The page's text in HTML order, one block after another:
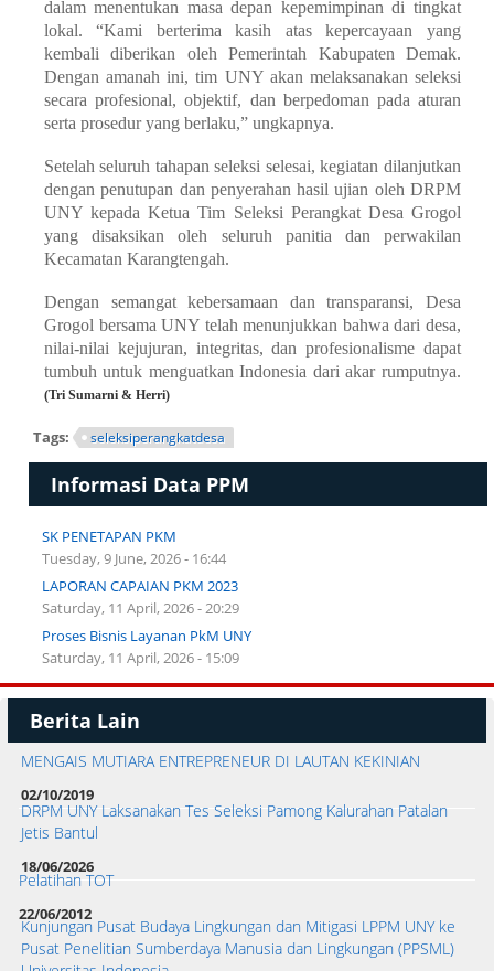
dalam menentukan masa depan kepemimpinan di tingkat
lokal. “Kami berterima kasih atas kepercayaan yang
kembali diberikan oleh Pemerintah Kabupaten Demak.
Dengan amanah ini, tim UNY akan melaksanakan seleksi
secara profesional, objektif, dan berpedoman pada aturan
serta prosedur yang berlaku,” ungkapnya.
Setelah seluruh tahapan seleksi selesai, kegiatan dilanjutkan
dengan penutupan dan penyerahan hasil ujian oleh DRPM
UNY kepada Ketua Tim Seleksi Perangkat Desa Grogol
yang disaksikan oleh seluruh panitia dan perwakilan
Kecamatan Karangtengah.
Dengan semangat kebersamaan dan transparansi, Desa
Grogol bersama UNY telah menunjukkan bahwa dari desa,
nilai-nilai kejujuran, integritas, dan profesionalisme dapat
tumbuh untuk menguatkan Indonesia dari akar rumputnya.
(Tri Sumarni & Herri)
Tags: seleksiperangkatdesa
Informasi Data PPM
SK PENETAPAN PKM
Tuesday, 9 June, 2026 - 16:44
LAPORAN CAPAIAN PKM 2023
Saturday, 11 April, 2026 - 20:29
Proses Bisnis Layanan PkM UNY
Saturday, 11 April, 2026 - 15:09
Berita Lain
MENGAIS MUTIARA ENTREPRENEUR DI LAUTAN KEKINIAN
02/10/2019
DRPM UNY Laksanakan Tes Seleksi Pamong Kalurahan Patalan
Jetis Bantul
18/06/2026
Pelatihan TOT
22/06/2012
Kunjungan Pusat Budaya Lingkungan dan Mitigasi LPPM UNY ke
Pusat Penelitian Sumberdaya Manusia dan Lingkungan (PPSML)